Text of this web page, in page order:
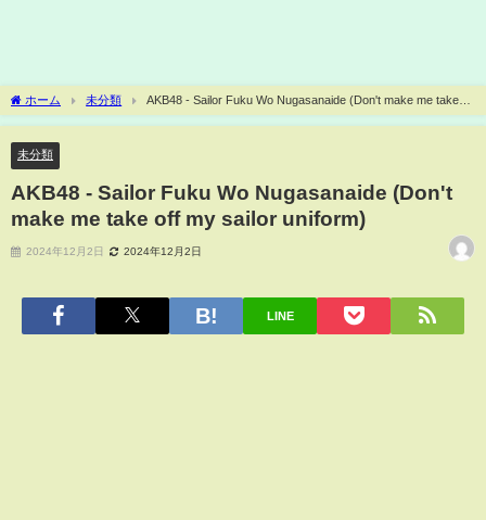
ホーム 未分類
AKB48 - Sailor Fuku Wo Nugasanaide (Don't make me take
off my sailor uniform)
未分類
AKB48 - Sailor Fuku Wo Nugasanaide (Don't
make me take off my sailor uniform)
2024年12月2日 2024年12月2日
LINE